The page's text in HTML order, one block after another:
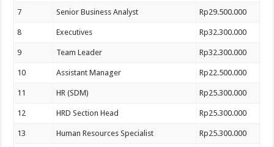
7 Senior Business Analyst Rp29.500.000
8 Executives Rp32.300.000
9 Team Leader Rp32.300.000
10 Assistant Manager Rp22.500.000
11 HR (SDM) Rp25.300.000
12 HRD Section Head Rp25.300.000
13 Human Resources Specialist Rp25.300.000